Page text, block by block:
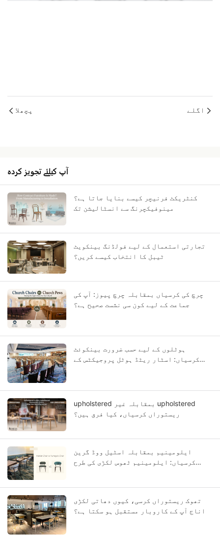
پچھلا اگلے
آپ کیلئے تجویز کردہ
کنٹریکٹ فرنیچر کیسے بنایا جاتا ہے؟
مینوفیکچرنگ سے انسٹالیشن تک
تجارتی استعمال کے لیے فولڈنگ بینکویٹ
ٹیبل کا انتخاب کیسے کریں؟
چرچ کی کرسیاں بمقابلہ چرچ پیوز: آپ کی
جماعت کے لیے کون سی نشست صحیح ہے؟
ہوٹلوں کے لیے حسب ضرورت بینکوئٹ
کرسیاں: اسٹار ریٹڈ ہوٹل پروجیکٹس کے
upholstered بمقابلہ غیر upholstered
ریستوراں کرسیاں، کیا فرق ہیں؟
ایلومینیم بمقابلہ اسٹیل ووڈ گرین
کرسیاں: ایلومینیم ٹھوس لکڑی کی طرح
تھوک ریستوراں کرسی، کیوں دھاتی لکڑی
اناج آپ کے کاروبار مستقبل ہو سکتا ہے؟